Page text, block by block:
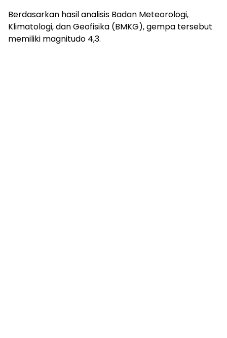
Berdasarkan hasil analisis Badan Meteorologi,
Klimatologi, dan Geofisika (BMKG), gempa tersebut
memiliki magnitudo 4,3.